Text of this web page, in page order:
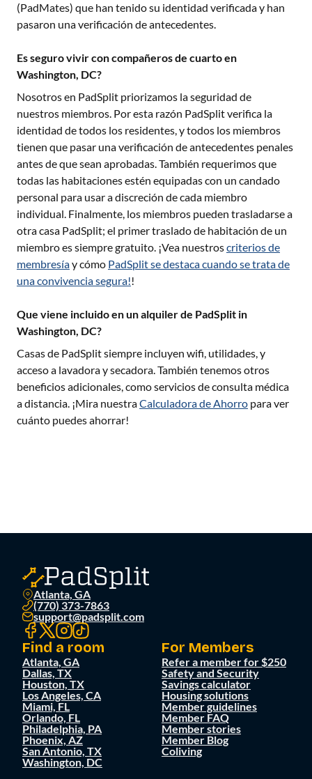
(PadMates) que han tenido su identidad verificada y han
pasaron una verificación de antecedentes.
Es seguro vivir con compañeros de cuarto en
Washington, DC?
Nosotros en PadSplit priorizamos la seguridad de
nuestros miembros. Por esta razón PadSplit verifica la
identidad de todos los residentes, y todos los miembros
tienen que pasar una verificación de antecedentes penales
antes de que sean aprobadas. También requerimos que
todas las habitaciones estén equipadas con un candado
personal para usar a discreción de cada miembro
individual. Finalmente, los miembros pueden trasladarse a
otra casa PadSplit; el primer traslado de habitación de un
miembro es siempre gratuito. ¡Vea nuestroscriterios de
membresíay cómo PadSplit se destaca cuando se trata de
una convivencia segura!!
Que viene incluido en un alquiler de PadSplit in
Washington, DC?
Casas de PadSplit siempre incluyen wifi, utilidades, y
acceso a lavadora y secadora. También tenemos otros
beneficios adicionales, como servicios de consulta médica
a distancia. ¡Mira nuestraCalculadora de Ahorro para ver
cuánto puedes ahorrar!
Atlanta, GA
(770) 373-7863
support@padsplit.com
Find a room
Atlanta, GA
Dallas, TX
Houston, TX
Los Angeles, CA
Miami, FL
Orlando, FL
Philadelphia, PA
Phoenix, AZ
San Antonio, TX
Washington, DC
For Members
Refer a member for $250
Safety and Security
Savings calculator
Housing solutions
Member guidelines
Member FAQ
Member stories
Member Blog
Coliving